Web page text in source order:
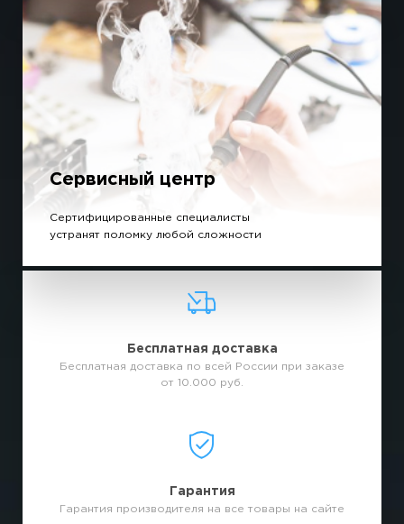
Сервисный центр
Сертифицированные специалисты
устранят поломку любой сложности
Бесплатная доставка
Бесплатная доставка по всей России при заказе
от 10.000 руб.
Гарантия
Гарантия производителя на все товары на сайте